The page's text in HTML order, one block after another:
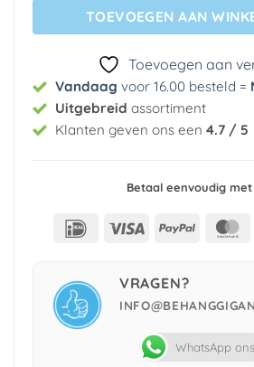
TOEVOEGEN AAN
Toevoegen aan
Vandaag voor 16.00 besteld =
Uitgebreid assortiment
Klanten geven ons een 4.7 / 5
Betaal eenvoudig met
IDeal Visa PayPal
VRAGEN?
WhatsApp ons